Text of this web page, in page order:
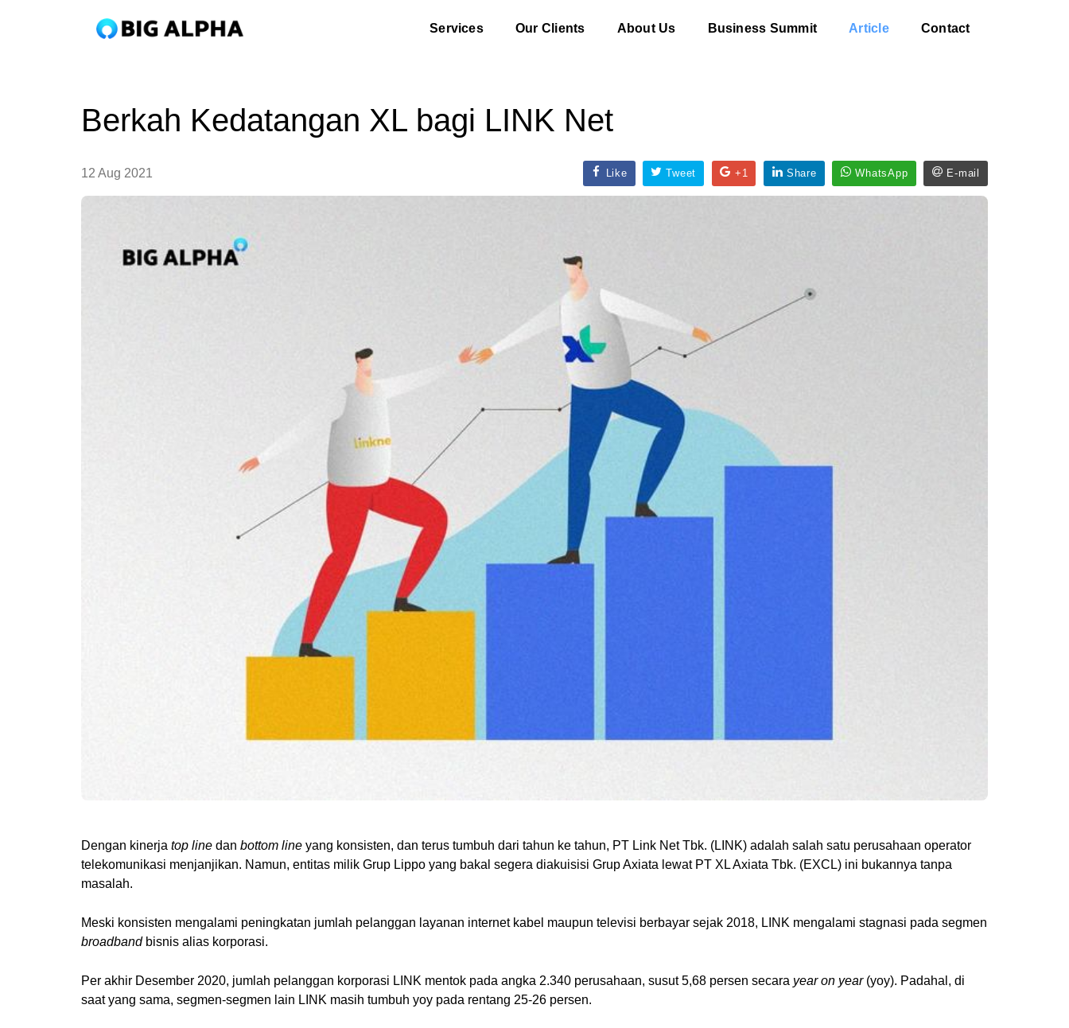
Services Our Clients About Us Business Summit Article Contact
Berkah Kedatangan XL bagi LINK Net
12 Aug 2021 Like Tweet +1 Share WhatsApp E-mail
Dengan kinerja top line dan bottom line yang konsisten, dan terus tumbuh dari tahun ke tahun, PT Link Net Tbk. (LINK) adalah salah satu perusahaan operator
telekomunikasi menjanjikan. Namun, entitas milik Grup Lippo yang bakal segera diakuisisi Grup Axiata lewat PT XL Axiata Tbk. (EXCL) ini bukannya tanpa
masalah.
Meski konsisten mengalami peningkatan jumlah pelanggan layanan internet kabel maupun televisi berbayar sejak 2018, LINK mengalami stagnasi pada segmen
broadband bisnis alias korporasi.
Per akhir Desember 2020, jumlah pelanggan korporasi LINK mentok pada angka 2.340 perusahaan, susut 5,68 persen secara year on year (yoy). Padahal, di
saat yang sama, segmen-segmen lain LINK masih tumbuh yoy pada rentang 25-26 persen.